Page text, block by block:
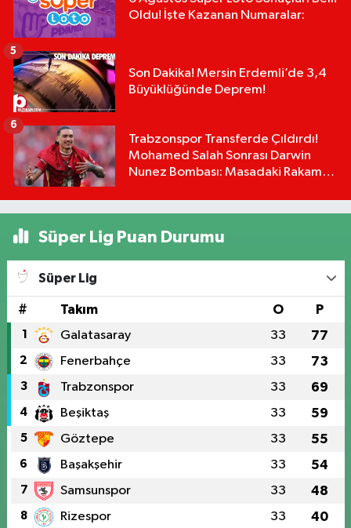
Oldu! İşte Kazanan Numaralar:
Son Dakika! Mersin Erdemli’de 3,4
Büyüklüğünde Deprem!
5
Trabzonspor Transferde Çıldırdı!
Mohamed Salah Sonrası Darwin
Nunez Bombası: Masadaki Rakam
6
Süper Lig Puan Durumu
Süper Lig
# Takım O P
1 Galatasaray 33 77
2 Fenerbahçe 33 73
3 Trabzonspor 33 69
4 Beşiktaş 33 59
5 Göztepe 33 55
6 Başakşehir 33 54
7 Samsunspor 33 48
8 Rizespor 33 40